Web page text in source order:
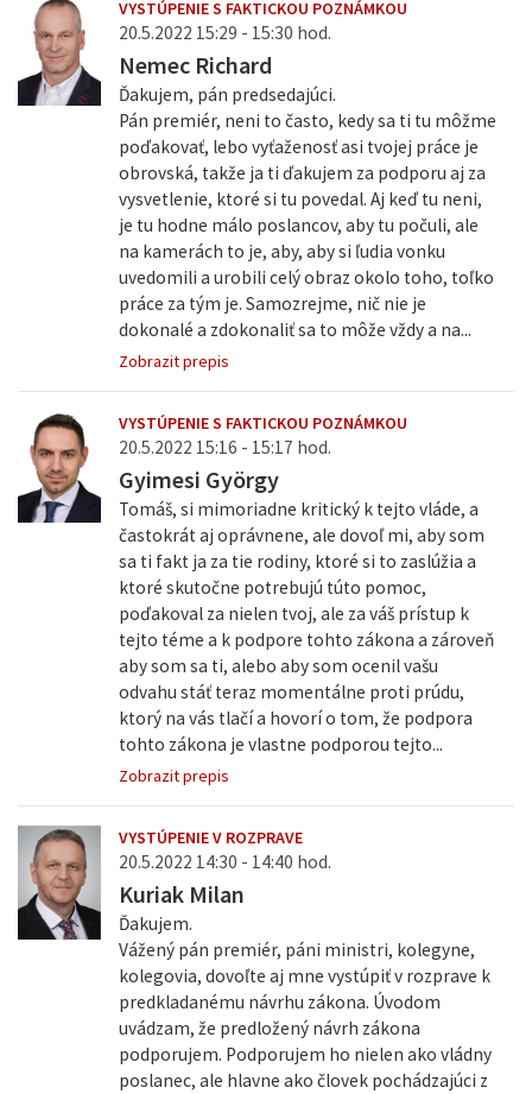
VYSTÚPENIE S FAKTICKOU POZNÁMKOU
20.5.2022 15:29 - 15:30 hod.
Nemec Richard
Ďakujem, pán predsedajúci.
Pán premiér, neni to často, kedy sa ti tu môžme
poďakovať, lebo vyťaženosť asi tvojej práce je
obrovská, takže ja ti ďakujem za podporu aj za
vysvetlenie, ktoré si tu povedal. Aj keď tu neni,
je tu hodne málo poslancov, aby tu počuli, ale
na kamerách to je, aby, aby si ľudia vonku
uvedomili a urobili celý obraz okolo toho, toľko
práce za tým je. Samozrejme, nič nie je
dokonalé a zdokonaliť sa to môže vždy a na...
Zobrazit prepis
VYSTÚPENIE S FAKTICKOU POZNÁMKOU
20.5.2022 15:16 - 15:17 hod.
Gyimesi György
Tomáš, si mimoriadne kritický k tejto vláde, a
častokrát aj oprávnene, ale dovoľ mi, aby som
sa ti fakt ja za tie rodiny, ktoré si to zaslúžia a
ktoré skutočne potrebujú túto pomoc,
poďakoval za nielen tvoj, ale za váš prístup k
tejto téme a k podpore tohto zákona a zároveň
aby som sa ti, alebo aby som ocenil vašu
odvahu stáť teraz momentálne proti prúdu,
ktorý na vás tlačí a hovorí o tom, že podpora
tohto zákona je vlastne podporou tejto...
Zobrazit prepis
VYSTÚPENIE V ROZPRAVE
20.5.2022 14:30 - 14:40 hod.
Kuriak Milan
Ďakujem.
Vážený pán premiér, páni ministri, kolegyne,
kolegovia, dovoľte aj mne vystúpiť v rozprave k
predkladanému návrhu zákona. Úvodom
uvádzam, že predložený návrh zákona
podporujem. Podporujem ho nielen ako vládny
poslanec, ale hlavne ako človek pochádzajúci z